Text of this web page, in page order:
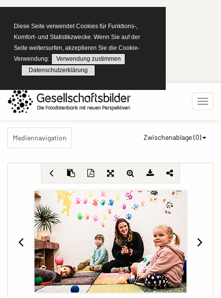
Diese Seite verwendet Cookies für Funktions-,
Komfort- und Statistikzwecke. Wenn Sie auf der
Seite weitersurfen, akzeptieren Sie die Cookie-
Verwendung:
Verwendung zustimmen
Datenschutzerklärung
Mediennavigation Zwischenablage (0)